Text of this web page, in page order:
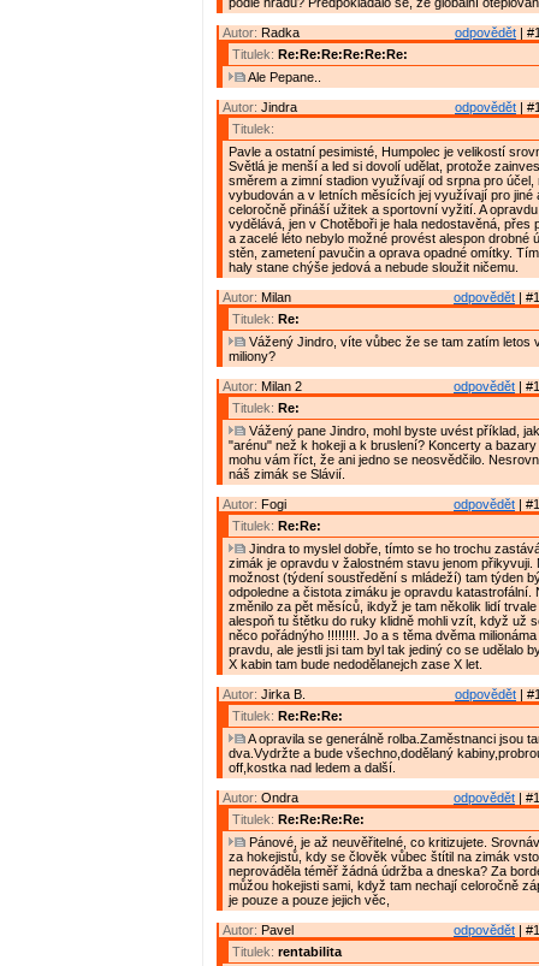
odpovědět |
Autor: Radka
Titulek: Re:Re:Re:Re:Re:Re:
Ale Pepane..
odpovědět |
Autor: Jindra
Titulek:
Pavle a ostatní pesimisté, Humpolec je velikostí
Světlá je menší a led si dovolí udělat, protože
směrem a zimní stadion využívají od srpna pro účel,
vybudován a v letních měsících jej využívají pro jiné
celoročně přináší užitek a sportovní vyžití. A
vydělává, jen v Chotěboři je hala nedostavěná, přes
a zacelé léto nebylo možné provést alespon drobné
stěn, zametení pavučin a oprava opadné omítky.
haly stane chýše jedová a nebude sloužit ničemu.
odpovědět |
Autor: Milan
Titulek: Re:
Vážený Jindro, víte vůbec že se tam zatím letos
miliony?
odpovědět |
Autor: Milan 2
Titulek: Re:
Vážený pane Jindro, mohl byste uvést příklad,
"arénu" než k hokeji a k bruslení? Koncerty a
mohu vám říct, že ani jedno se neosvědčilo.
náš zimák se Slávií.
odpovědět |
Autor: Fogi
Titulek: Re:Re:
Jindra to myslel dobře, tímto se ho trochu
zimák je opravdu v žalostném stavu jenom přikyvuji.
možnost (týdení soustředění s mládeží) tam týden
odpoledne a čistota zimáku je opravdu katastrofální.
změnilo za pět měsíců, ikdyž je tam několik lidí
alespoň tu štětku do ruky klidně mohli vzít, když už
něco pořádnýho !!!!!!!!. Jo a s těma dvěma
pravdu, ale jestli jsi tam byl tak jediný co se udělalo
X kabin tam bude nedodělanejch zase X let.
odpovědět |
Autor: Jirka B.
Titulek: Re:Re:Re:
A opravila se generálně rolba.Zaměstnanci jsou
dva.Vydržte a bude všechno,dodělaný
off,kostka nad ledem a další.
odpovědět |
Autor: Ondra
Titulek: Re:Re:Re:Re:
Pánové, je až neuvěřitelné, co kritizujete.
za hokejistů, kdy se člověk vůbec štítil na zimák
neprováděla téměř žádná údržba a dneska? Za
můžou hokejisti sami, když tam nechají celoročně
je pouze a pouze jejich věc,
odpovědět |
Autor: Pavel
Titulek: rentabilita